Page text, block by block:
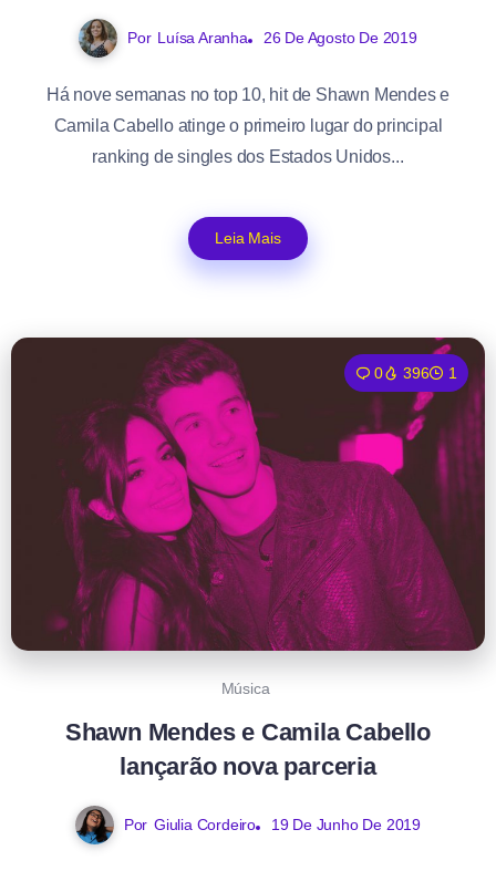
Por Luísa Aranha 26 De Agosto De 2019
Há nove semanas no top 10, hit de Shawn Mendes e
Camila Cabello atinge o primeiro lugar do principal
ranking de singles dos Estados Unidos...
Leia Mais
0 396 1
Música
Shawn Mendes e Camila Cabello
lançarão nova parceria
Por Giulia Cordeiro 19 De Junho De 2019